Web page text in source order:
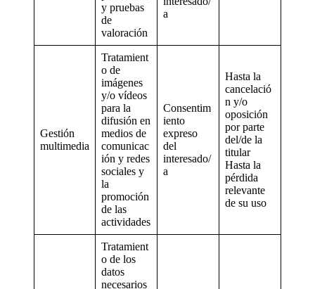
y pruebas
de
valoración
a
Gestión
multimedia
Tratamient
o de
imágenes
y/o vídeos
para la
difusión en
medios de
comunicac
ión y redes
sociales y
la
promoción
de las
actividades
Consentim
iento
expreso
del
interesado/
a
Hasta la
cancelació
n y/o
oposición
por parte
del/de la
titular
Hasta la
pérdida
relevante
de su uso
Tratamient
o de los
datos
necesarios